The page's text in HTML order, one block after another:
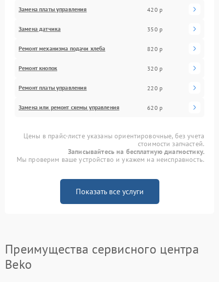
Замена платы управления 420 р
Замена датчика 350 р
Ремонт механизма подачи хлеба 820 р
Ремонт кнопок 320 р
Ремонт платы управления 220 р
Замена или ремонт схемы управления 620 р
Цены в прайс-листе указаны ориентировочные, без учета
стоимости запчастей.
Записывайтесь на бесплатную диагностику.
Мы проверим ваше устройство и укажем на неисправность.
Показать все услуги
Преимущества сервисного центра
Beko